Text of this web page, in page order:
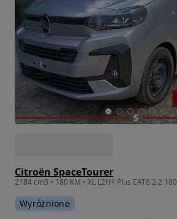
Citroën SpaceTourer
Wyróżnione